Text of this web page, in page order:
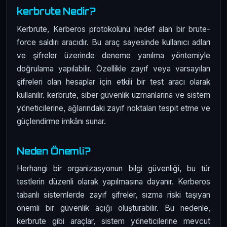
kerbrute Nedir?
Kerbrute, Kerberos protokolünü hedef alan bir brute-
force saldırı aracıdır. Bu araç sayesinde kullanıcı adları
ve şifreler üzerinde deneme yanılma yöntemiyle
doğrulama yapılabilir. Özellikle zayıf veya varsayılan
şifreleri olan hesaplar için etkili bir test aracı olarak
kullanılır. kerbrute, siber güvenlik uzmanlarına ve sistem
yöneticilerine, ağlarındaki zayıf noktaları tespit etme ve
güçlendirme imkânı sunar.
Neden Önemli?
Herhangi bir organizasyonun bilgi güvenliği, bu tür
testlerin düzenli olarak yapılmasına dayanır. Kerberos
tabanlı sistemlerde zayıf şifreler, sızma riski taşıyan
önemli bir güvenlik açığı oluşturabilir. Bu nedenle,
kerbrute gibi araçlar, sistem yöneticilerine mevcut